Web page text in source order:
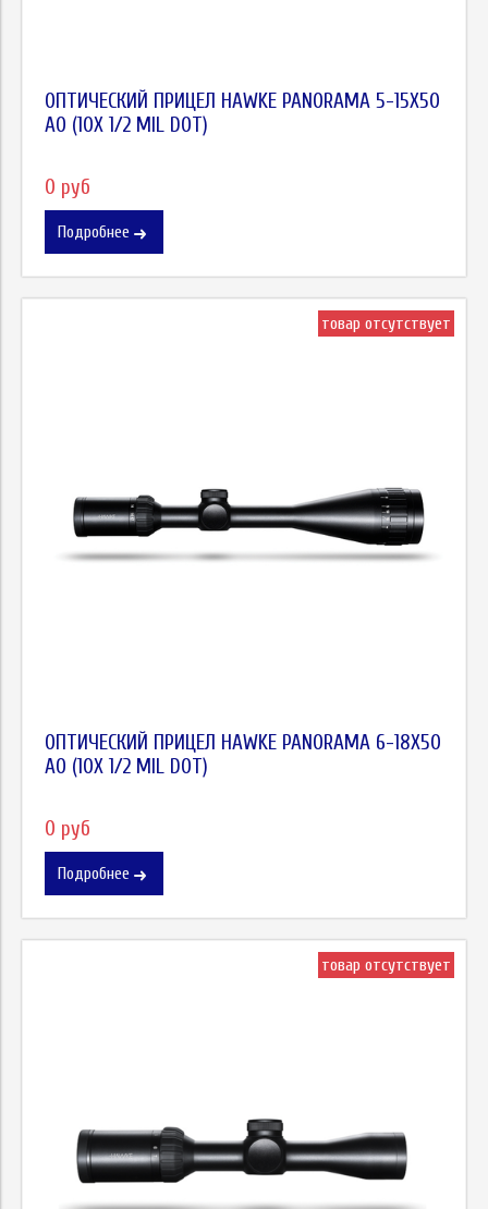
ОПТИЧЕСКИЙ ПРИЦЕЛ HAWKE PANORAMA 5-15X50
AO (10X 1/2 MIL DOT)
0 руб
Подробнее
товар отсутствует
ОПТИЧЕСКИЙ ПРИЦЕЛ HAWKE PANORAMA 6-18X50
AO (10X 1/2 MIL DOT)
0 руб
Подробнее
товар отсутствует